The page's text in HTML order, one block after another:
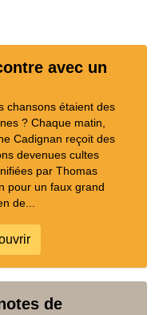
avec un
chansons étaient des
? Chaque matin,
Cadignan reçoit des
devenues cultes
par Thomas
pour un faux grand
de...
de